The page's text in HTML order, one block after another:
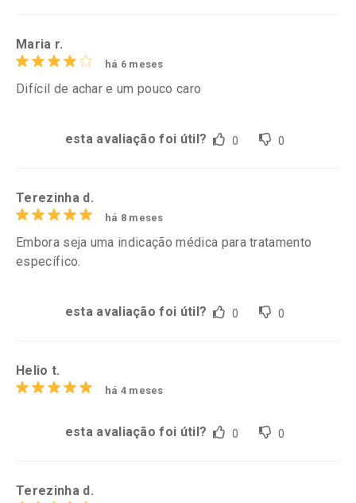
Maria r.
há 6 meses
Difícil de achar e um pouco caro
esta avaliação foi útil? 0 0
Terezinha d.
há 8 meses
Embora seja uma indicação médica para tratamento
específico.
esta avaliação foi útil? 0 0
Helio t.
há 4 meses
esta avaliação foi útil? 0 0
Terezinha d.